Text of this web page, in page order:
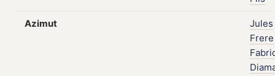
Azimut
Jules
Frere